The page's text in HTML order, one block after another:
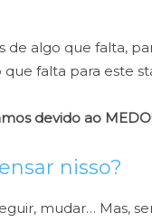
de algo que falta,
falta para este
devido ao
nisso?
mudar… Mas,